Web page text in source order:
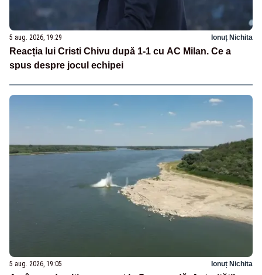
5 aug. 2026, 19:29 Ionuț Nichita
Reacția lui Cristi Chivu după 1-1 cu AC Milan. Ce a
spus despre jocul echipei
5 aug. 2026, 19:05 Ionuț Nichita